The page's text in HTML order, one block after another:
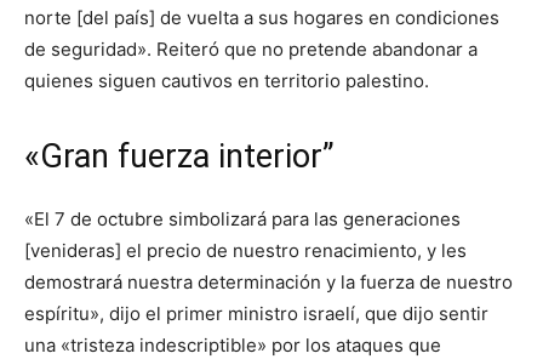
norte [del país] de vuelta a sus hogares en condiciones
de seguridad». Reiteró que no pretende abandonar a
quienes siguen cautivos en territorio palestino.
«Gran fuerza interior”
«El 7 de octubre simbolizará para las generaciones
[venideras] el precio de nuestro renacimiento, y les
demostrará nuestra determinación y la fuerza de nuestro
espíritu», dijo el primer ministro israelí, que dijo sentir
una «tristeza indescriptible» por los ataques que